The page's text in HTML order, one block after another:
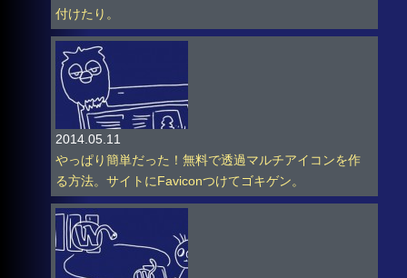
付けたり。
2014.05.11
やっぱり簡単だった！無料で透過マルチアイコンを作
る方法。サイトにFaviconつけてゴキゲン。